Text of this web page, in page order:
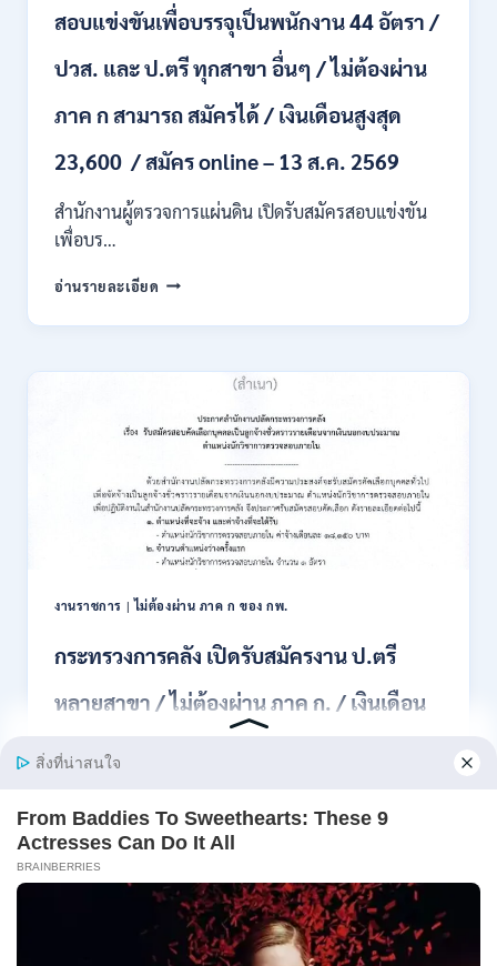
อัตรา
/
ป.ตรี
หลาย
+
เงิน
สูงสุด
15
2569
สอบแข่งขันเพื่อบรรจุเป็นพนักงาน 44 อัตรา /
ปวส. และ ป.ตรี ทุกสาขา อื่นๆ / ไม่ต้องผ่าน
ภาค ก สามารถ สมัครได้ / เงินเดือนสูงสุด
23,600 / สมัคร online – 13 ส.ค. 2569
สำนักงานผู้ตรวจการแผ่นดิน เปิดรับสมัครสอบแข่งขัน
เพื่อบร…
อ่านรายละเอียด สำนักงาน
ตรวจ
แผ่น
รับ
สอบ
แข่งขัน
เพื่อ
บรรจุ
เป็น
44
/
และ
/
ไม่
ผ่าน
ภาค
สามารถ
งานราชการ |ไม่ต้องผ่าน ภาค ก ของ กพ.
กระทรวงการคลัง เปิดรับสมัครงาน ป.ตรี
หลายสาขา / ไม่ต้องผ่าน ภาค ก. / เงินเดือน
18150 / สมัคร 13 – 25 สิงหาคม 2569
ตำแหน่งนักวิ…
อ่านรายละเอียด
การ
คลัง
รับ